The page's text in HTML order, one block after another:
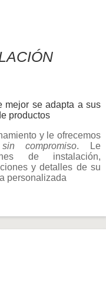
mejor se adapta a sus
productos
y le ofrecemos
sin compromiso. Le
de instalación,
y detalles de su
personalizada